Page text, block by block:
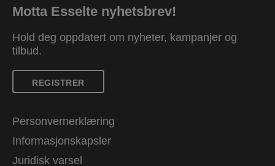
Motta Esselte nyhetsbrev!
Hold deg oppdatert om nyheter, kampanjer og
tilbud.
REGISTRER
Personvernerklæring
Informasjonskapsler
Juridisk varsel